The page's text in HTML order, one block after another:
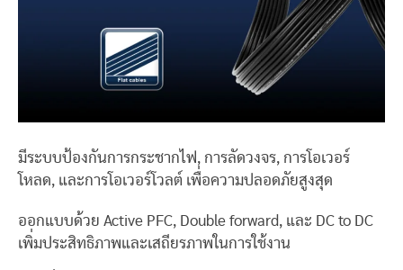
มีระบบป้องกันการกระชากไฟ, การลัดวงจร, การโอเวอร์
โหลด, และการโอเวอร์โวลต์ เพื่อความปลอดภัยสูงสุด
ออกแบบด้วย Active PFC, Double forward, และ DC to DC
เพิ่มประสิทธิภาพและเสถียรภาพในการใช้งาน